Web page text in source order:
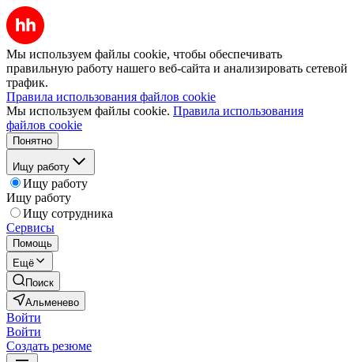
Мы используем файлы cookie, чтобы обеспечивать
правильную работу нашего веб-сайта и анализировать сетевой
трафик.
Правила использования файлов cookie
Мы используем файлы cookie. Правила использования
файлов cookie
Понятно
Ищу работу
Ищу работу
Ищу работу
Ищу сотрудника
Сервисы
Помощь
Ещё
Поиск
Альменево
Войти
Войти
Создать резюме